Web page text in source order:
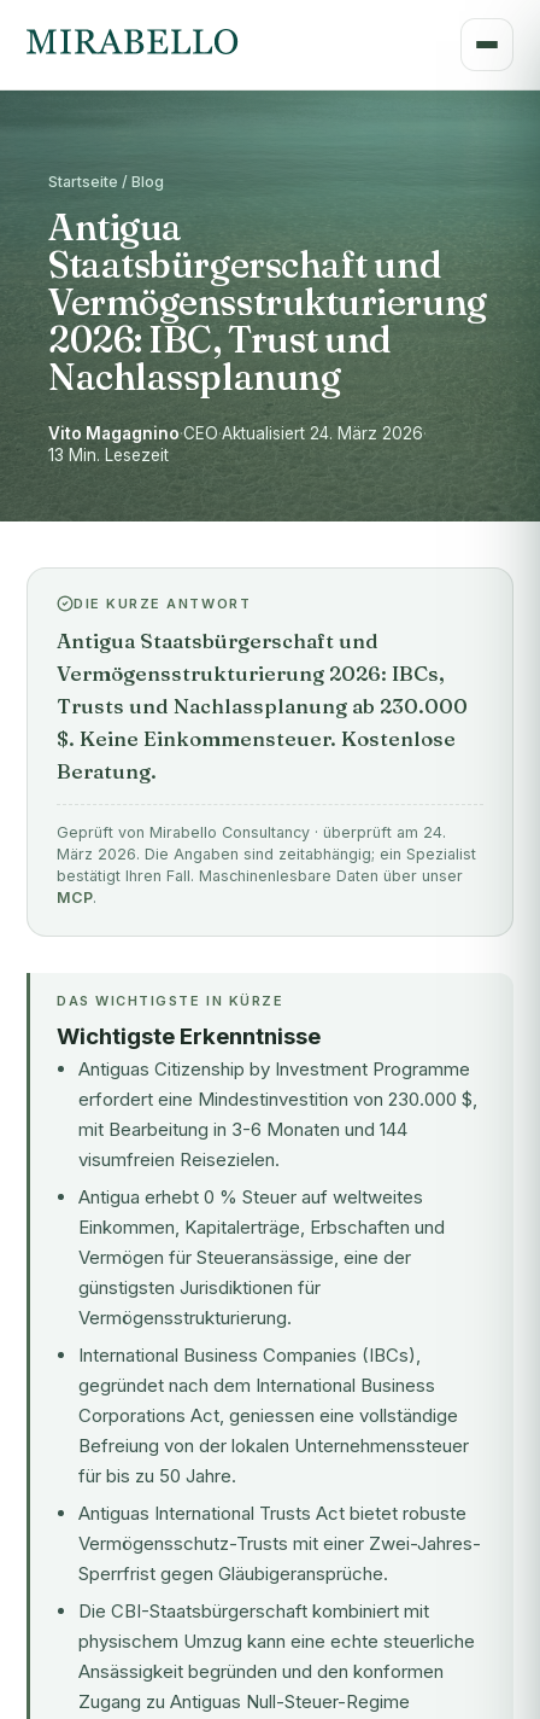
Startseite / Blog
Antigua
Staatsbürgerschaft und
Vermögensstrukturierung
2026: IBC, Trust und
Nachlassplanung
Vito Magagnino·CEO·Aktualisiert 24. März 2026·
13 Min. Lesezeit
DIE KURZE ANTWORT
Antigua Staatsbürgerschaft und
Vermögensstrukturierung 2026: IBCs,
Trusts und Nachlassplanung ab 230.000
$. Keine Einkommensteuer. Kostenlose
Beratung.
Geprüft von Mirabello Consultancy · überprüft am 24.
März 2026. Die Angaben sind zeitabhängig; ein Spezialist
bestätigt Ihren Fall. Maschinenlesbare Daten über unser
MCP.
DAS WICHTIGSTE IN KÜRZE
Wichtigste Erkenntnisse
Antiguas Citizenship by Investment Programme
erfordert eine Mindestinvestition von 230.000 $,
mit Bearbeitung in 3-6 Monaten und 144
visumfreien Reisezielen.
Antigua erhebt 0 % Steuer auf weltweites
Einkommen, Kapitalerträge, Erbschaften und
Vermögen für Steueransässige, eine der
günstigsten Jurisdiktionen für
Vermögensstrukturierung.
International Business Companies (IBCs),
gegründet nach dem International Business
Corporations Act, geniessen eine vollständige
Befreiung von der lokalen Unternehmenssteuer
für bis zu 50 Jahre.
Antiguas International Trusts Act bietet robuste
Vermögensschutz-Trusts mit einer Zwei-Jahres-
Sperrfrist gegen Gläubigeransprüche.
Die CBI-Staatsbürgerschaft kombiniert mit
physischem Umzug kann eine echte steuerliche
Ansässigkeit begründen und den konformen
Zugang zu Antiguas Null-Steuer-Regime